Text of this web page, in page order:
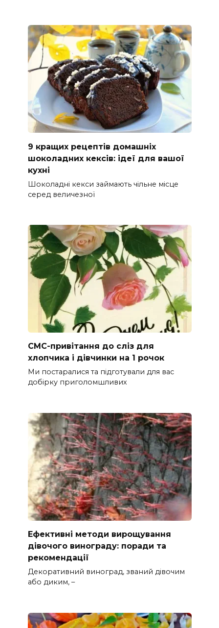
9 кращих рецептів домашніх
шоколадних кексів: ідеї для вашої
кухні
Шоколадні кекси займають чільне місце
серед величезної
СМС-привітання до сліз для
хлопчика і дівчинки на 1 рочок
Ми постаралися та підготували для вас
добірку приголомшливих
Ефективні методи вирощування
дівочого винограду: поради та
рекомендації
Декоративний виноград, званий дівочим
або диким, –